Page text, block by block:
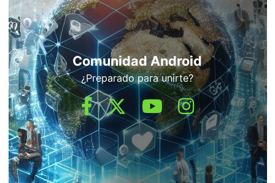
Comunidad Android
¿Preparado para unirte?